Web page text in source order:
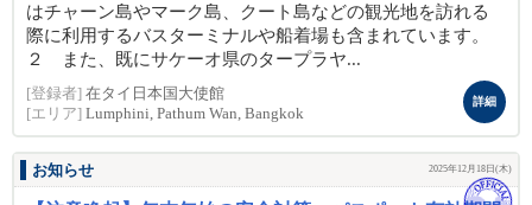
はチャーン島やマーク島、クート島などの観光地を訪れる
際に利用するバスターミナルや船着場も含まれています。
２ また、既にサケーオ県のタープラヤ...
[登録者] 在タイ日本国大使館
[エリア] Lumphini, Pathum Wan, Bangkok
詳細
お知らせ 2025年12月18日(木)